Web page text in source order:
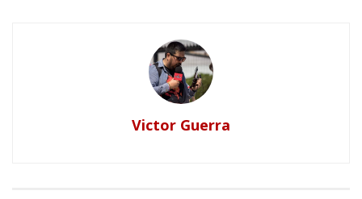
Victor Guerra